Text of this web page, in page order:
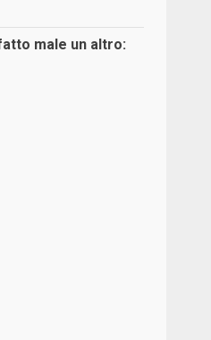
male un altro: